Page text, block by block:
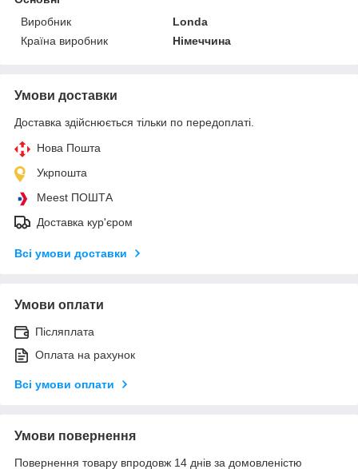
Виробник
Londa
Країна виробник
Німеччина
Умови доставки
Доставка здійснюється тільки по передоплаті.
Нова Пошта
Укрпошта
Meest ПОШТА
Доставка кур'єром
Всі умови доставки
Умови оплати
Післяплата
Оплата на рахунок
Всі умови оплати
Умови повернення
Повернення товару впродовж 14 днів за домовленістю